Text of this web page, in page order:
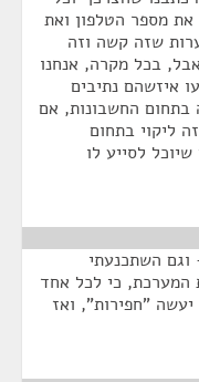
מספר הטלפון ואת
שזה קשה וזה
בכל מקרה, אנחנו
איזשהם נתיבים
החשבונות, אם
ליקוי בתחום
לסייע לו
השתכנעתי
המערכת, כי לכל אחד
"חפירות", ואז